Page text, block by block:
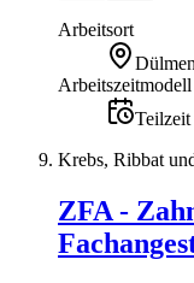
Arbeitsort
Dülmen
Arbeitszeitmodell
Teilzeit
Krebs, Ribbat
ZFA -